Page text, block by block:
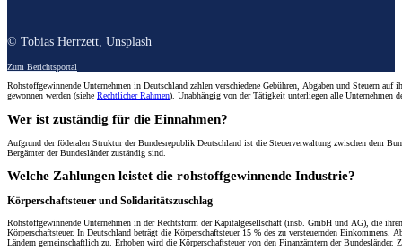
© Tobias Herrzett, Unsplash
Zum Berichtsportal
Rohstoffgewinnende Unternehmen in Deutschland zahlen verschiedene Gebühren, Abgaben und Steuern
gewonnen werden (siehe Rechtlicher Rahmen). Unabhängig von der Tätigkeit unterliegen alle Unternehmen
Wer ist zuständig für die Einnahmen?
Aufgrund der föderalen Struktur der Bundesrepublik Deutschland ist die Steuerverwaltung zwischen dem
Bergämter der Bundesländer zuständig sind.
Welche Zahlungen leistet die rohstoffgewinnende Industrie?
Körperschaftsteuer und Solidaritätszuschlag
Rohstoffgewinnende Unternehmen in der Rechtsform der Kapitalgesellschaft (insb. GmbH und AG), die
Körperschaftsteuer. In Deutschland beträgt die Körperschaftsteuer 15 % des zu versteuernden
Ländern gemeinschaftlich zu. Erhoben wird die Körperschaftsteuer von den Finanzämtern der